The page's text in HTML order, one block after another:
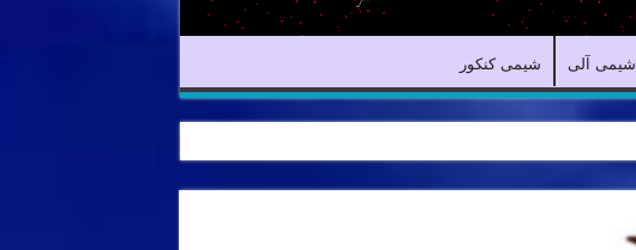
شیمی آلی شیمی کنکور